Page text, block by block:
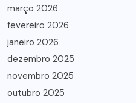
março 2026
fevereiro 2026
janeiro 2026
dezembro 2025
novembro 2025
outubro 2025